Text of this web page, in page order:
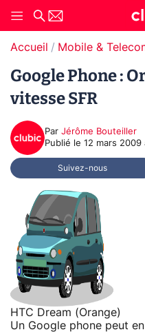
Accueil Mobile &
Google Phone :
vitesse SFR
Par Jérôme Bouteiller
Publié le 12 mars 2009
Suivez-nous
HTC Dream (Orange)
Un Google phone peut